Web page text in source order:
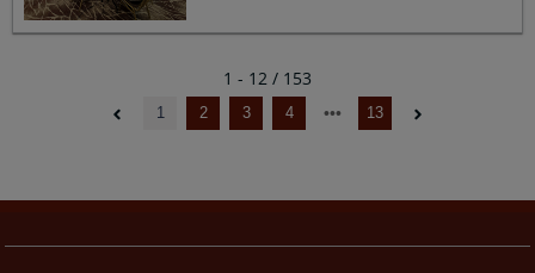
1 - 12 / 153
1 2 3 4 13